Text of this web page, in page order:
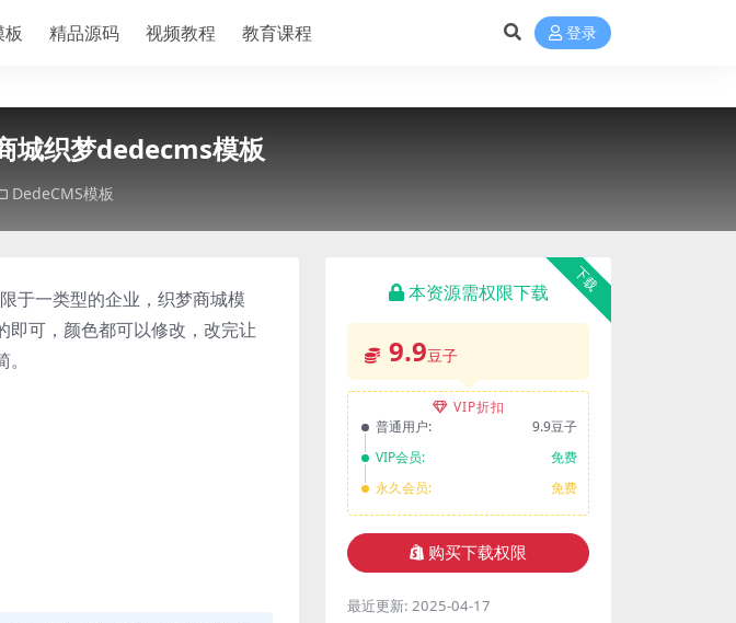
精品源码 视频教程 教育课程 登录
城织梦dedecms模板
DedeCMS模板
于一类型的企业，织梦商城模
即可，颜色都可以修改，改完让
下载
本资源需权限下载
9.9豆子
VIP折扣
普通用户:
9.9豆子
VIP会员:
免费
永久会员:
免费
购买下载权限
最近更新: 2025-04-17